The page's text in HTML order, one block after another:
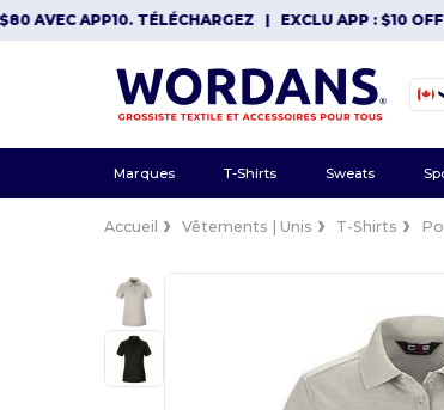
APP10. TÉLÉCHARGEZ|EXCLU APP : $10
Marques T-Shirts Sweats
Accueil Vêtements | Unis T-Shirts